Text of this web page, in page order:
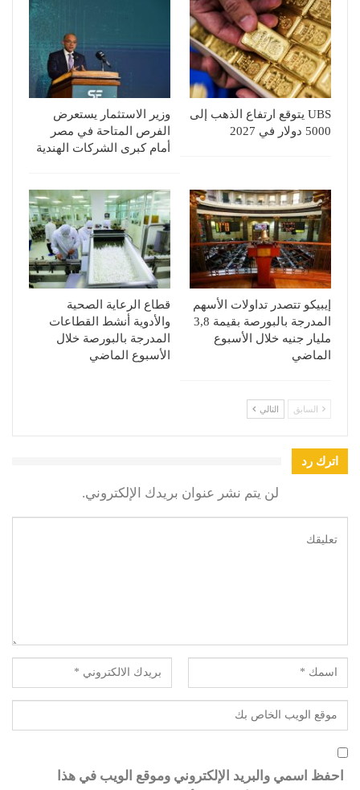
UBS يتوقع ارتفاع الذهب إلى
5000 دولار في 2027
وزير الاستثمار يستعرض
الفرص المتاحة في مصر
أمام كبرى الشركات الهندية
إيبيكو تتصدر تداولات الأسهم
المدرجة بالبورصة بقيمة 3,8
مليار جنيه خلال الأسبوع
الماضي
قطاع الرعاية الصحية
والأدوية أنشط القطاعات
المدرجة بالبورصة خلال
الأسبوع الماضي
السابق التالي
اترك رد
لن يتم نشر عنوان بريدك الإلكتروني.
احفظ اسمي والبريد الإلكتروني وموقع الويب في هذا